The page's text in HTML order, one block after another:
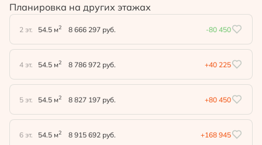
Планировка на других этажах
2 эт. 54.5 м2 8 666 297 руб. -80 450
4 эт. 54.5 м2 8 786 972 руб. +40 225
5 эт. 54.5 м2 8 827 197 руб. +80 450
6 эт. 54.5 м2 8 915 692 руб. +168 945